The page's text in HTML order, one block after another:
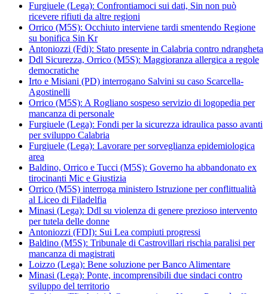
Furgiuele (Lega): Confrontiamoci sui dati, Sin non può
ricevere rifiuti da altre regioni
Orrico (M5S): Occhiuto interviene tardi smentendo Regione
su bonifica Sin Kr
Antoniozzi (Fdi): Stato presente in Calabria contro ndrangheta
Ddl Sicurezza, Orrico (M5S): Maggioranza allergica a regole
democratiche
Irto e Misiani (PD) interrogano Salvini su caso Scarcella-
Agostinelli
Orrico (M5S): A Rogliano sospeso servizio di logopedia per
mancanza di personale
Furgiuele (Lega): Fondi per la sicurezza idraulica passo avanti
per sviluppo Calabria
Furgiuele (Lega): Lavorare per sorveglianza epidemiologica
area
Baldino, Orrico e Tucci (M5S): Governo ha abbandonato ex
tirocinanti Mic e Giustizia
Orrico (M5S) interroga ministero Istruzione per conflittualità
al Liceo di Filadelfia
Minasi (Lega): Ddl su violenza di genere prezioso intervento
per tutela delle donne
Antoniozzi (FDI): Sui Lea compiuti progressi
Baldino (M5S): Tribunale di Castrovillari rischia paralisi per
mancanza di magistrati
Loizzo (Lega): Bene soluzione per Banco Alimentare
Minasi (Lega): Ponte, incomprensibili due sindaci contro
sviluppo del territorio